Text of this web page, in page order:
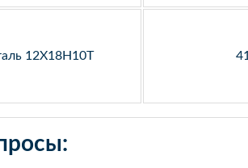
12Х18Н10Т 41